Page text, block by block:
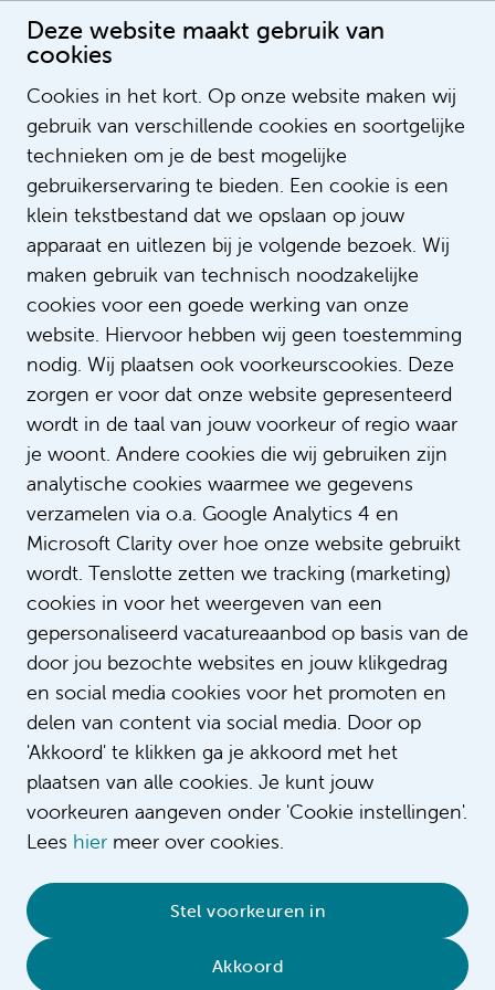
Deze website maakt gebruik van
cookies
Cookies in het kort. Op onze website maken wij
gebruik van verschillende cookies en soortgelijke
technieken om je de best mogelijke
gebruikerservaring te bieden. Een cookie is een
klein tekstbestand dat we opslaan op jouw
apparaat en uitlezen bij je volgende bezoek. Wij
maken gebruik van technisch noodzakelijke
cookies voor een goede werking van onze
website. Hiervoor hebben wij geen toestemming
nodig. Wij plaatsen ook voorkeurscookies. Deze
zorgen er voor dat onze website gepresenteerd
wordt in de taal van jouw voorkeur of regio waar
je woont. Andere cookies die wij gebruiken zijn
analytische cookies waarmee we gegevens
verzamelen via o.a. Google Analytics 4 en
Microsoft Clarity over hoe onze website gebruikt
wordt. Tenslotte zetten we tracking (marketing)
cookies in voor het weergeven van een
gepersonaliseerd vacatureaanbod op basis van de
door jou bezochte websites en jouw klikgedrag
en social media cookies voor het promoten en
delen van content via social media. Door op
'Akkoord' te klikken ga je akkoord met het
plaatsen van alle cookies. Je kunt jouw
voorkeuren aangeven onder 'Cookie instellingen'.
Lees hier meer over cookies.
Stel voorkeuren in
Akkoord
Nanne Bos
Cookieverklaring • Sitemap